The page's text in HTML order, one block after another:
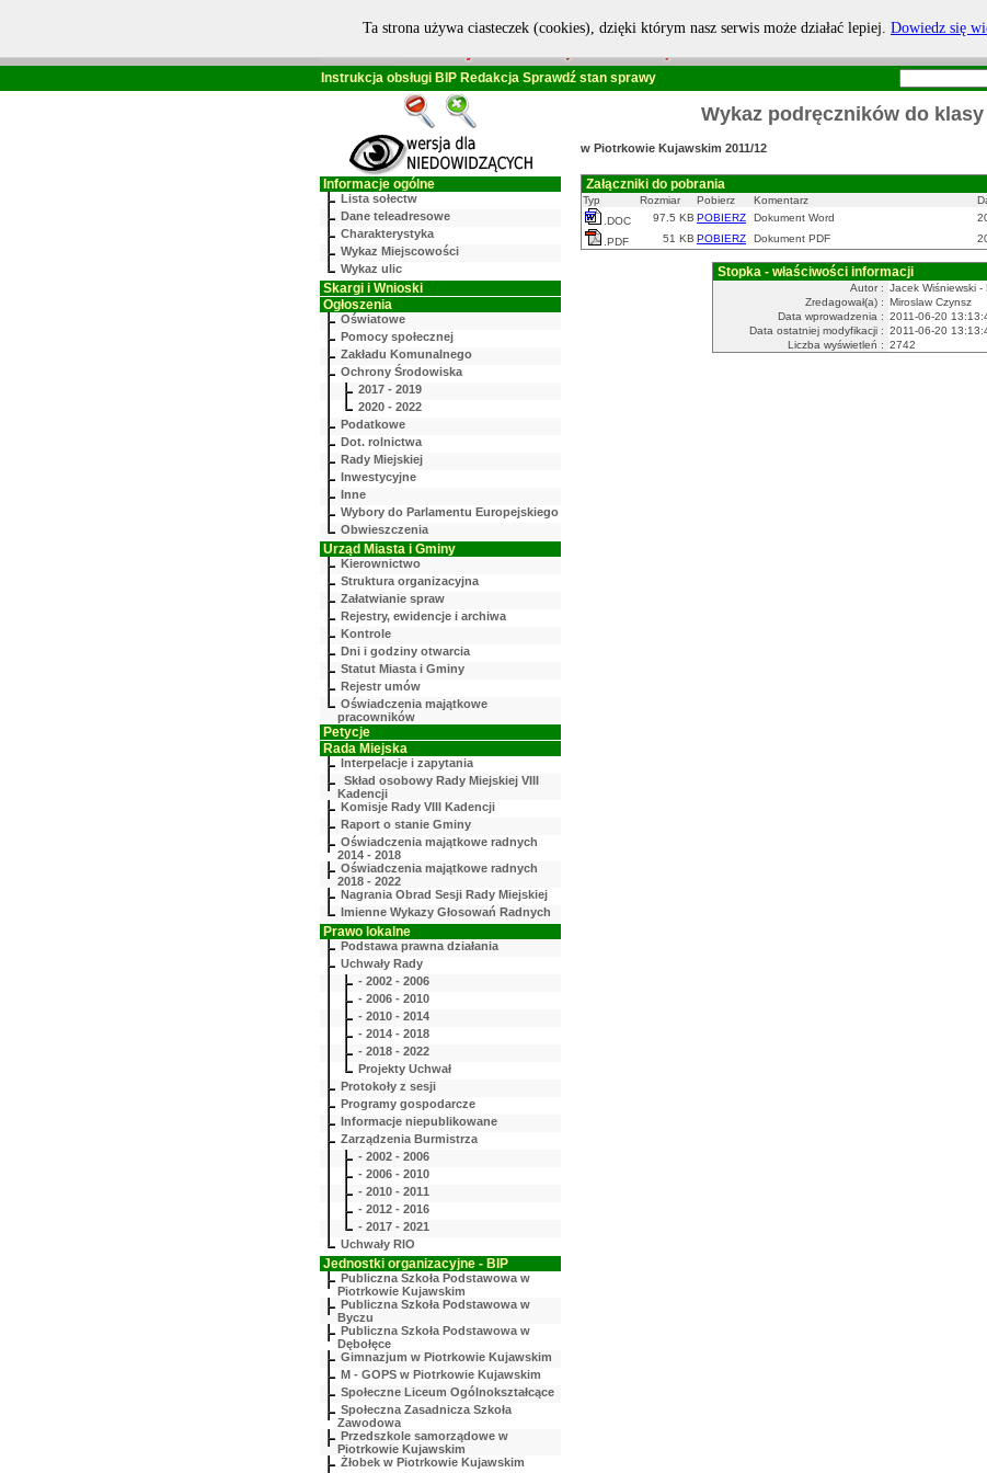
Instrukcja obsługi BIP Redakcja Sprawdź stan sprawy
Informacje ogólne
Lista sołectw
Dane teleadresowe
Charakterystyka
Wykaz Miejscowości
Wykaz ulic
Skargi i Wnioski
Ogłoszenia
Oświatowe
Pomocy społecznej
Zakładu Komunalnego
Ochrony Środowiska
2017 - 2019
2020 - 2022
Podatkowe
Dot. rolnictwa
Rady Miejskiej
Inwestycyjne
Inne
Wybory do Parlamentu Europejskiego
Obwieszczenia
Urząd Miasta i Gminy
Kierownictwo
Struktura organizacyjna
Załatwianie spraw
Rejestry, ewidencje i archiwa
Kontrole
Dni i godziny otwarcia
Statut Miasta i Gminy
Rejestr umów
Oświadczenia majątkowe
pracowników
Petycje
Rada Miejska
Interpelacje i zapytania
Skład osobowy Rady Miejskiej VIII
Kadencji
Komisje Rady VIII Kadencji
Raport o stanie Gminy
Oświadczenia majątkowe radnych
2014 - 2018
Oświadczenia majątkowe radnych
2018 - 2022
Nagrania Obrad Sesji Rady Miejskiej
Imienne Wykazy Głosowań Radnych
Prawo lokalne
Podstawa prawna działania
Uchwały Rady
- 2002 - 2006
- 2006 - 2010
- 2010 - 2014
- 2014 - 2018
- 2018 - 2022
Projekty Uchwał
Protokoły z sesji
Programy gospodarcze
Informacje niepublikowane
Zarządzenia Burmistrza
- 2002 - 2006
- 2006 - 2010
- 2010 - 2011
- 2012 - 2016
- 2017 - 2021
Uchwały RIO
Jednostki organizacyjne - BIP
Publiczna Szkoła Podstawowa w
Piotrkowie Kujawskim
Publiczna Szkoła Podstawowa w
Byczu
Publiczna Szkoła Podstawowa w
Dębołęce
Gimnazjum w Piotrkowie Kujawskim
M - GOPS w Piotrkowie Kujawskim
Społeczne Liceum Ogólnokształcące
Społeczna Zasadnicza Szkoła
Zawodowa
Przedszkole samorządowe w
Piotrkowie Kujawskim
Żłobek w Piotrkowie Kujawskim
Wykaz podręczników do
w Piotrkowie Kujawskim 2011/12
Załączniki do pobrania
Typ Rozmiar Pobierz Komentarz
.DOC
97.5 KB POBIERZ Dokument Word
.PDF
51 KB POBIERZ Dokument PDF
Stopka - właściwości informacji
Autor : Jacek Wiśniewski -
Zredagował(a) : Miroslaw Czynsz
Data wprowadzenia : 2011-06-20
Data ostatniej modyfikacji : 2011-06-20
Liczba wyświetleń : 2742
Ta strona używa ciasteczek (cookies), dzięki którym nasz serwis może działać lepiej. Dowiedz się